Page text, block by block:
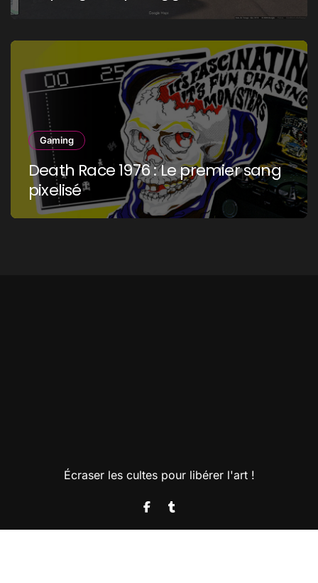
Gaming
Death Race 1976 : Le premier sang
pixelisé
Écraser les cultes pour libérer l'art !